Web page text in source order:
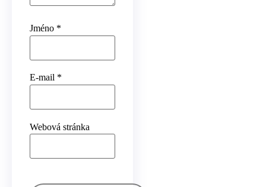
Jméno *
E-mail *
Webová stránka